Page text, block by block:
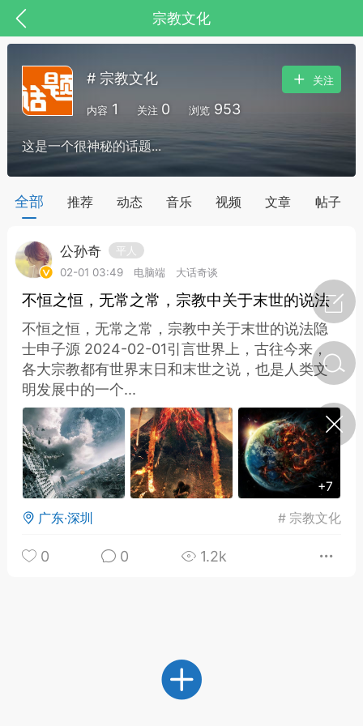
宗教文化
，华夏中医人：家门口的中医人！
节气气象
·特急预警】关
节返乡期间“闪
急提示
0
如何购买【理肺清瘟膏】
【养正护络膏】？
立秋：天地容平，顺时收
敛，藏养四时精气
# 宗教文化
内容 1 关注 0 浏览 953
关注
这是一个很神秘的话题...
全部 推荐 动态 音乐 视频 文章 帖子
公孙奇
平人
02-01 03:49
电脑端 大话奇谈
不恒之恒，无常之常，宗教中关于末世的说法
不恒之恒，无常之常，宗教中关于末世的说法隐
士申子源 2024-02-01引言世界上，古往今来，
各大宗教都有世界末日和末世之说，也是人类文
明发展中的一个...
+7
广东·深圳 # 宗教文化
0 0 1.2k